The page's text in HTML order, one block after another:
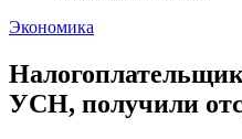
Экономика
УСН, получили